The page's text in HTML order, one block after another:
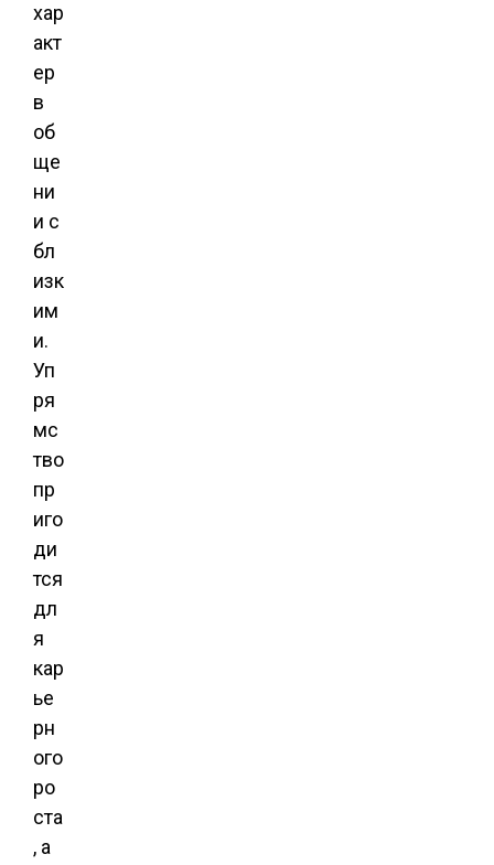
хар
акт
ер
в
об
ще
ни
и с
бл
изк
им
и.
Уп
ря
мс
тво
пр
иго
ди
тся
дл
я
кар
ье
рн
ого
ро
ста
, а